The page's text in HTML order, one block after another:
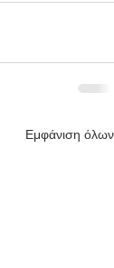
Εμφάνιση όλων